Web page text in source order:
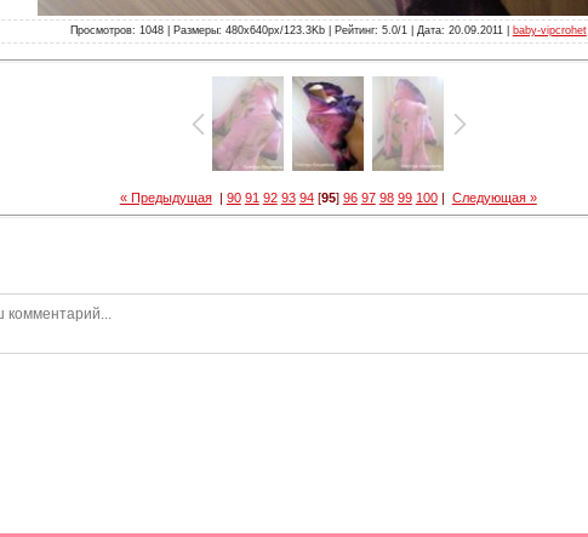
Просмотров: 1048 | Размеры: 480x640px/123.3Kb | Рейтинг: 5.0/1 | Дата: 20.09.2011 | baby-vipcrohet
« Предыдущая| 90 91 92 93 94[95] 96 97 98 99 100| Следующая »